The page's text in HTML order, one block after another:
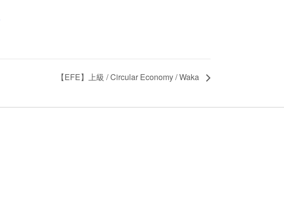
【EFE】上級 / Circular Economy / Waka